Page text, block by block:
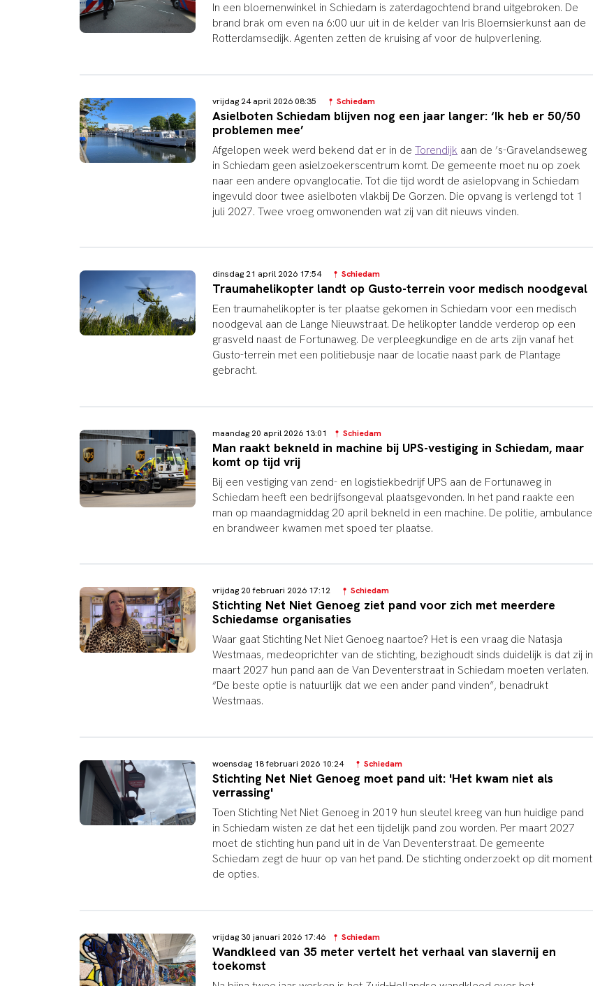
In een bloemenwinkel in Schiedam is zaterdagochtend brand uitgebroken. De
brand brak om even na 6:00 uur uit in de kelder van Iris Bloemsierkunst aan de
Rotterdamsedijk. Agenten zetten de kruising af voor de hulpverlening.
vrijdag 24 april 2026 08:35 Schiedam
Asielboten Schiedam blijven nog een jaar langer: ‘Ik heb er 50/50
problemen mee’
Afgelopen week werd bekend dat er in de Torendijk aan de ’s-Gravelandseweg
in Schiedam geen asielzoekerscentrum komt. De gemeente moet nu op zoek
naar een andere opvanglocatie. Tot die tijd wordt de asielopvang in Schiedam
ingevuld door twee asielboten vlakbij De Gorzen. Die opvang is verlengd tot 1
juli 2027. Twee vroeg omwonenden wat zij van dit nieuws vinden.
dinsdag 21 april 2026 17:54 Schiedam
Traumahelikopter landt op Gusto-terrein voor medisch noodgeval
Een traumahelikopter is ter plaatse gekomen in Schiedam voor een medisch
noodgeval aan de Lange Nieuwstraat. De helikopter landde verderop op een
grasveld naast de Fortunaweg. De verpleegkundige en de arts zijn vanaf het
Gusto-terrein met een politiebusje naar de locatie naast park de Plantage
gebracht.
maandag 20 april 2026 13:01 Schiedam
Man raakt bekneld in machine bij UPS-vestiging in Schiedam, maar
komt op tijd vrij
Bij een vestiging van zend- en logistiekbedrijf UPS aan de Fortunaweg in
Schiedam heeft een bedrijfsongeval plaatsgevonden. In het pand raakte een
man op maandagmiddag 20 april bekneld in een machine. De politie, ambulance
en brandweer kwamen met spoed ter plaatse.
vrijdag 20 februari 2026 17:12 Schiedam
Stichting Net Niet Genoeg ziet pand voor zich met meerdere
Schiedamse organisaties
Waar gaat Stichting Net Niet Genoeg naartoe? Het is een vraag die Natasja
Westmaas, medeoprichter van de stichting, bezighoudt sinds duidelijk is dat zij in
maart 2027 hun pand aan de Van Deventerstraat in Schiedam moeten verlaten.
“De beste optie is natuurlijk dat we een ander pand vinden”, benadrukt
Westmaas.
woensdag 18 februari 2026 10:24 Schiedam
Stichting Net Niet Genoeg moet pand uit: 'Het kwam niet als
verrassing'
Toen Stichting Net Niet Genoeg in 2019 hun sleutel kreeg van hun huidige pand
in Schiedam wisten ze dat het een tijdelijk pand zou worden. Per maart 2027
moet de stichting hun pand uit in de Van Deventerstraat. De gemeente
Schiedam zegt de huur op van het pand. De stichting onderzoekt op dit moment
de opties.
vrijdag 30 januari 2026 17:46 Schiedam
Wandkleed van 35 meter vertelt het verhaal van slavernij en
toekomst